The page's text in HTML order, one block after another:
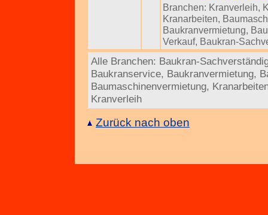
Branchen: Kranverleih,
Kranarbeiten,
Baukranvermietung,
Verkauf, Baukran-
Alle Branchen: Baukran-
Baukranservice, Baukranvermietung,
Baumaschinenvermietung,
Kranverleih
Zurück nach oben